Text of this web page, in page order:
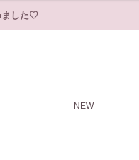
ました♡
NEW